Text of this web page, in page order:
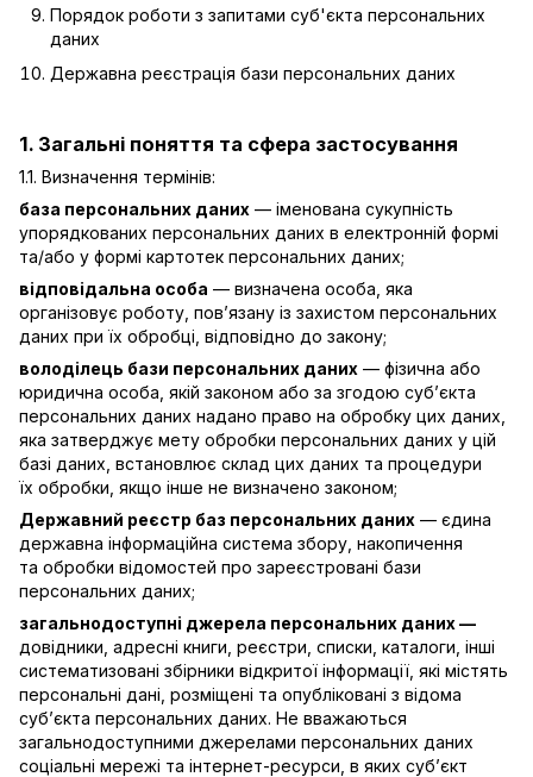
Порядок роботи з запитами суб'єкта персональних
даних
Державна реєстрація бази персональних даних
1. Загальні поняття та сфера застосування
1.1. Визначення термінів:
база персональних даних — іменована сукупність
упорядкованих персональних даних в електронній формі
та/або у формі картотек персональних даних;
відповідальна особа — визначена особа, яка
організовує роботу, пов’язану із захистом персональних
даних при їх обробці, відповідно до закону;
володілець бази персональних даних — фізична або
юридична особа, якій законом або за згодою суб’єкта
персональних даних надано право на обробку цих даних,
яка затверджує мету обробки персональних даних у цій
базі даних, встановлює склад цих даних та процедури
їх обробки, якщо інше не визначено законом;
Державний реєстр баз персональних даних — єдина
державна інформаційна система збору, накопичення
та обробки відомостей про зареєстровані бази
персональних даних;
загальнодоступні джерела персональних даних —
довідники, адресні книги, реєстри, списки, каталоги, інші
систематизовані збірники відкритої інформації, які містять
персональні дані, розміщені та опубліковані з відома
суб’єкта персональних даних. Не вважаються
загальнодоступними джерелами персональних даних
соціальні мережі та інтернет-ресурси, в яких суб’єкт